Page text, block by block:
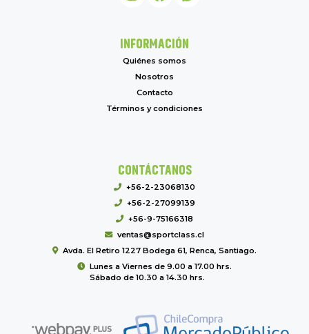
INFORMACIÓN
Quiénes somos
Nosotros
Contacto
Términos y condiciones
CONTÁCTANOS
+56-2-23068130
+56-2-27099139
+56-9-75166318
ventas@sportclass.cl
Avda. El Retiro 1227 Bodega 61, Renca, Santiago.
Lunes a Viernes de 9.00 a 17.00 hrs.
Sábado de 10.30 a 14.30 hrs.